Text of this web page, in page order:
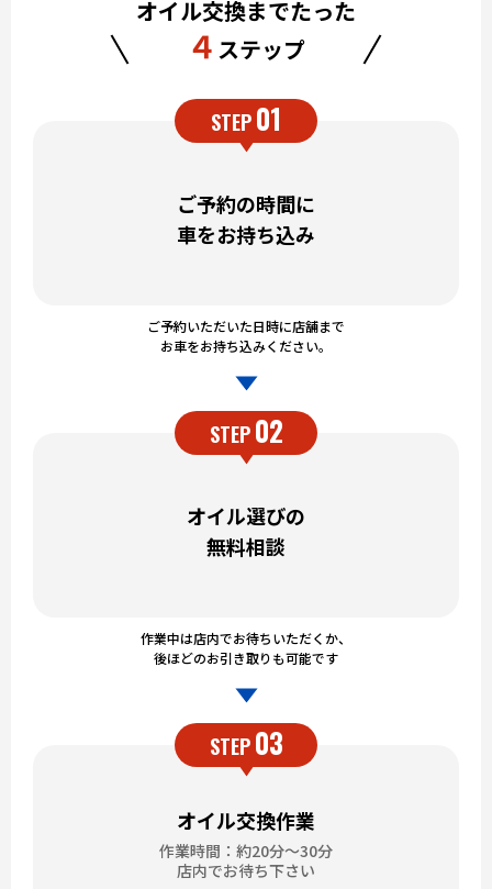
オイル交換までたった
４ ステップ
STEP01
ご予約の時間に
車をお持ち込み
ご予約いただいた日時に店舗まで
お車をお持ち込みください。
STEP 02
オイル選びの
無料相談
作業中は店内でお待ちいただくか、
後ほどのお引き取りも可能です
STEP 03
オイル交換作業
作業時間：約20分～30分
店内でお待ち下さい